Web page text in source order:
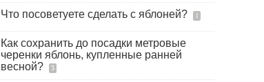
Что посоветуете сделать с яблоней? 1
Как сохранить до посадки метровые
черенки яблонь, купленные ранней
весной?
3